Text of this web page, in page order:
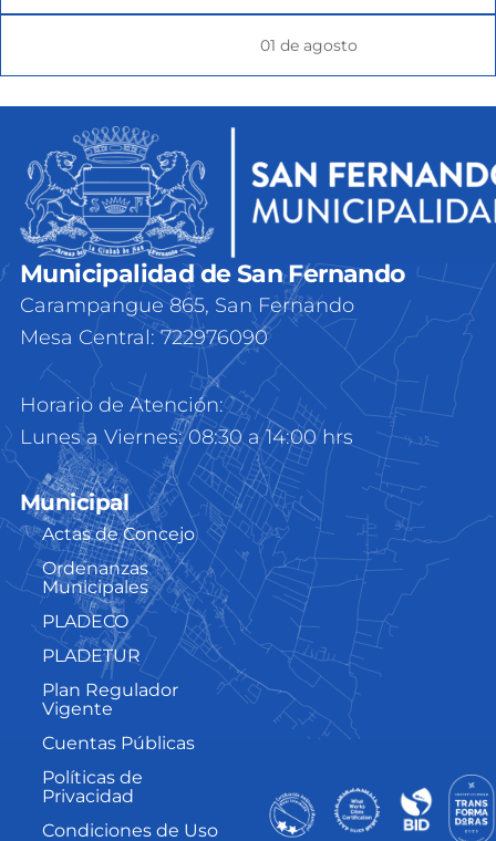
01 de agosto
Municipalidad de San Fernando
Carampangue 865, San Fernando
Mesa Central: 722976090
Horario de Atención:
Lunes a Viernes: 08:30 a 14:00 hrs
Municipal
Actas de Concejo
Ordenanzas
Municipales
PLADECO
PLADETUR
Plan Regulador
Vigente
Cuentas Públicas
Políticas de
Privacidad
Condiciones de Uso